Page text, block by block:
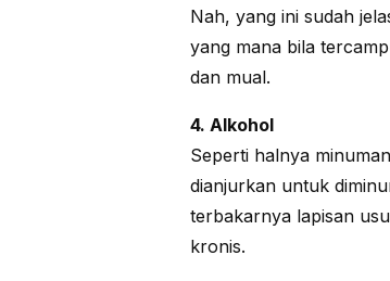
Nah, yang ini sudah
yang mana bila
dan mual.
4. Alkohol
Seperti halnya
dianjurkan untuk
terbakarnya lapisan
kronis.